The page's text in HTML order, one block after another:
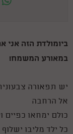
ביומולדת הזה אני
במאורע המשמח!
יש תפאורה
אל הרחבה
כולם ימחאו
כל ילד מליבו